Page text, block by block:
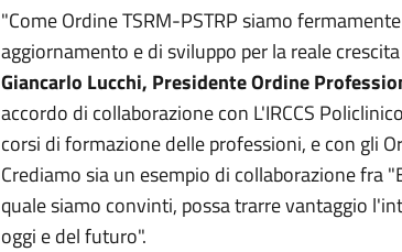
"Come Ordine TSRM-PSTRP siamo
aggiornamento e di sviluppo per la reale
Giancarlo Lucchi, Presidente Ordine
accordo di collaborazione con L'IRCCS
corsi di formazione delle professioni, e con gli
Crediamo sia un esempio di collaborazione fra
quale siamo convinti, possa trarre vantaggio
oggi e del futuro".